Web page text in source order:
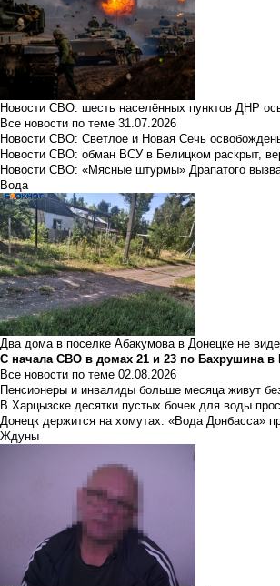
Новости СВО: шесть населённых пунктов ДНР
Все новости по теме 31.07.2026
Новости СВО: Светлое и Новая Сечь
Новости СВО: обман ВСУ в Белицком раскрыт,
Новости СВО: «Мясные штурмы» Драпатого
Вода
Два дома в поселке Абакумова в Донецке не
С начала СВО в домах 21 и 23 по Бахрушина
Все новости по теме 02.08.2026
Пенсионеры и инвалиды больше месяца живут
В Харцызске десятки пустых бочек для воды
Донецк держится на хомутах: «Вода Донбасса»
Ждуны